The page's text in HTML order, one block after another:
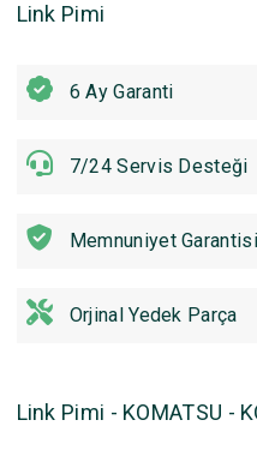
Link Pimi
6 Ay Garanti
7/24 Servis Desteği
Memnuniyet Garantisi
Orjinal Yedek Parça
Link Pimi - KOMATSU -